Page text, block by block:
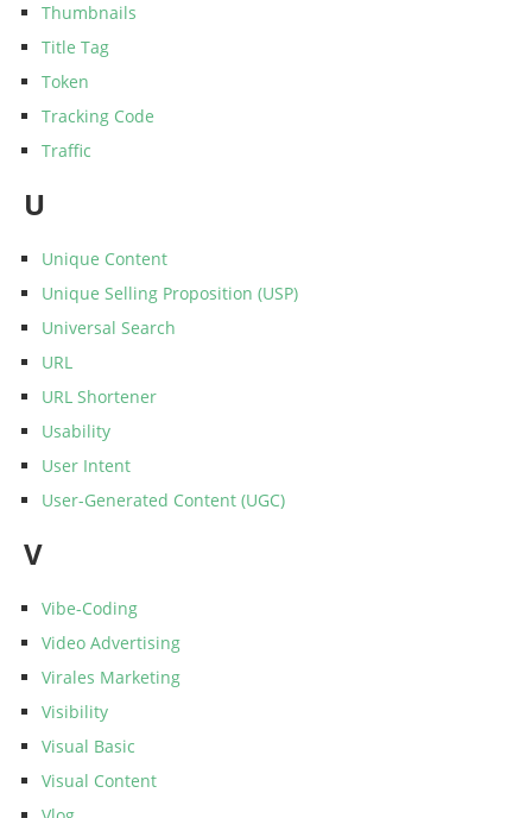
Thumbnails
Title Tag
Token
Tracking Code
Traffic
U
Unique Content
Unique Selling Proposition (USP)
Universal Search
URL
URL Shortener
Usability
User Intent
User-Generated Content (UGC)
V
Vibe-Coding
Video Advertising
Virales Marketing
Visibility
Visual Basic
Visual Content